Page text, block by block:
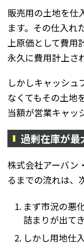
販売用の土地を仕
ます。その仕入れ
上原価として費用
永久に費用計上さ
しかしキャッシュ
なくてもその土地
当額が営業キャッ
過剰在庫が最
株式会社アーバン
るまでの流れは、
まず市況の悪
詰まりが出て
しかし用地仕